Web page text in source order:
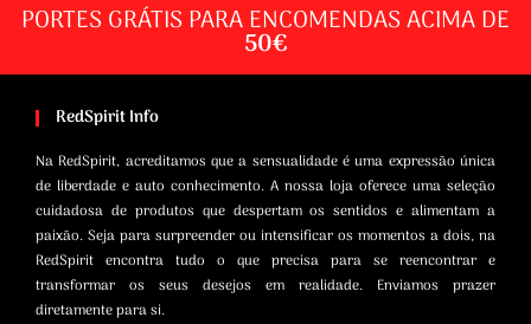
PORTES GRÁTIS PARA ENCOMENDAS ACIMA DE
50€
RedSpirit Info
Na RedSpirit, acreditamos que a sensualidade é uma expressão única
de liberdade e auto conhecimento. A nossa loja oferece uma seleção
cuidadosa de produtos que despertam os sentidos e alimentam a
paixão. Seja para surpreender ou intensificar os momentos a dois, na
RedSpirit encontra tudo o que precisa para se reencontrar e
transformar os seus desejos em realidade. Enviamos prazer
diretamente para si.